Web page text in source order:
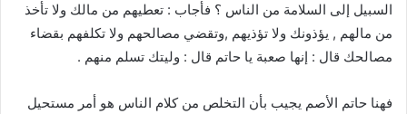
السبيل إلى السلامة من الناس ؟ فأجاب : تعطيهم من مالك ولا تأخذ
من مالهم , يؤذونك ولا تؤذيهم ,وتقضي مصالحهم ولا تكلفهم بقضاء
مصالحك قال : إنها صعبة يا حاتم قال : وليتك تسلم منهم .
فهنا حاتم الأصم يجيب بأن التخلص من كلام الناس هو أمر مستحيل